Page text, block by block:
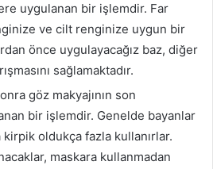
uygulanan bir işlemdir. Far
ve cilt renginize uygun bir
önce uygulayacağız baz, diğer
sağlamaktadır.
göz makyajının son
bir işlemdir. Genelde bayanlar
oldukça fazla kullanırlar.
maskara kullanmadan